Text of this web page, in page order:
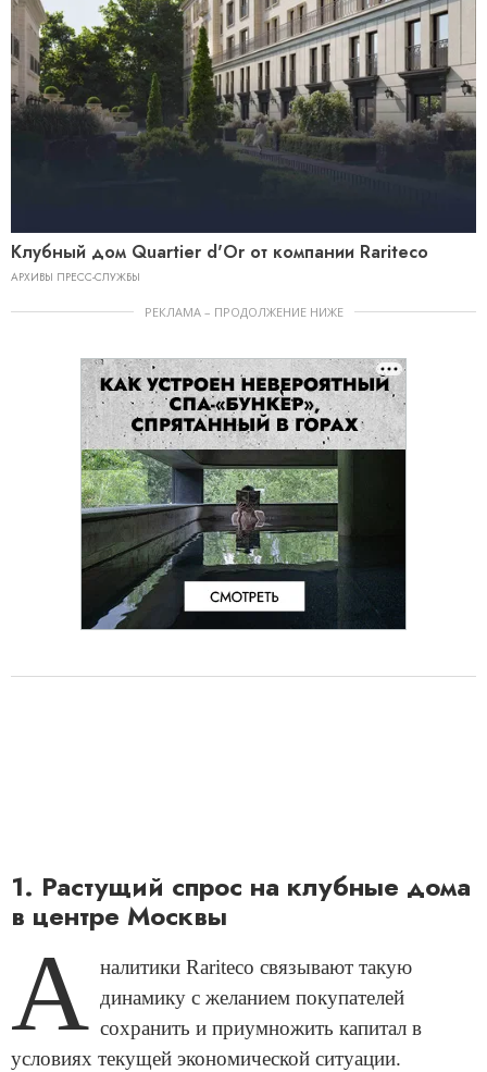
Клубный дом Quartier d'Or от компании Rariteco
АРХИВЫ ПРЕСС-СЛУЖБЫ
РЕКЛАМА – ПРОДОЛЖЕНИЕ НИЖЕ
1. Растущий спрос на клубные дома
в центре Москвы
А налитики Rariteco связывают такую
динамику с желанием покупателей
сохранить и приумножить капитал в
условиях текущей экономической ситуации.